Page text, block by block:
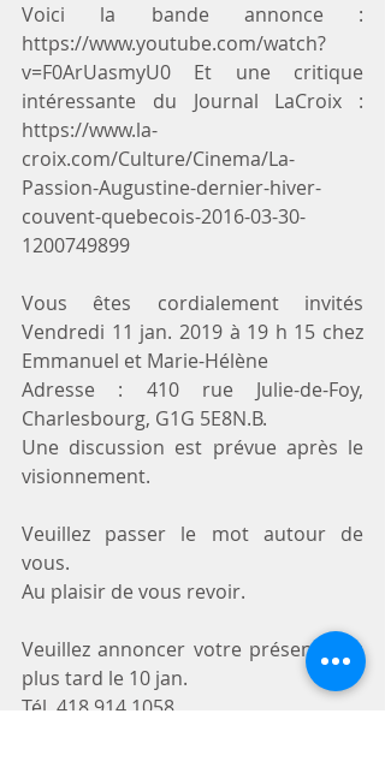
Voici la bande annonce :
https://www.youtube.com/watch?
v=F0ArUasmyU0 Et une critique
intéressante du Journal LaCroix :
https://www.la-
croix.com/Culture/Cinema/La-
Passion-Augustine-dernier-hiver-
couvent-quebecois-2016-03-30-
1200749899
Vous êtes cordialement invités
Vendredi 11 jan. 2019 à 19 h 15 chez
Emmanuel et Marie-Hélène
Adresse : 410 rue Julie-de-Foy,
Charlesbourg, G1G 5E8N.B.
Une discussion est prévue après le
visionnement.
Veuillez passer le mot autour de
vous.
Au plaisir de vous revoir.
Veuillez annoncer votre présence au
plus tard le 10 jan.
Tél. 418 914 1058